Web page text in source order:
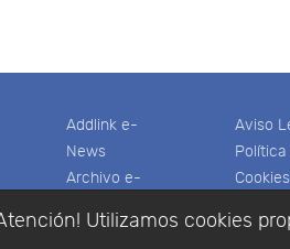
Utilizamos cookies
Addlink e-
News
Archivo e-
Software
Aviso
Política
Cookies